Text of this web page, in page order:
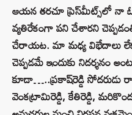
ఆయన తరచూ ప్రెస్‌మీట్స్‌లో నా
వ్యతిరేకంగా పని చేశారని
చేరాయట. మా మధ్య విభేదాలు
చెప్పడమే ఇందుకు నిదర్శనం
కూడా…..ప్రకాష్‌రెడ్డి
వెంకట్రామిరెడ్డి, కేతిరెడ్డి,